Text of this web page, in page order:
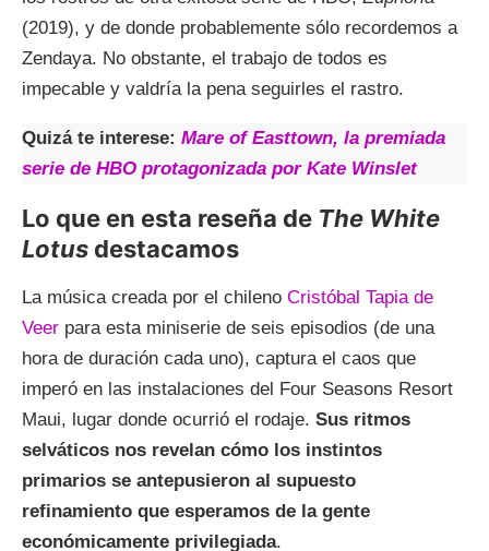
(2019), y de donde probablemente sólo recordemos a
Zendaya. No obstante, el trabajo de todos es
impecable y valdría la pena seguirles el rastro.
Quizá te interese: Mare of Easttown, la premiada
serie de HBO protagonizada por Kate Winslet
Lo que en esta reseña de The White
Lotus destacamos
La música creada por el chileno Cristóbal Tapia de
Veer para esta miniserie de seis episodios (de una
hora de duración cada uno), captura el caos que
imperó en las instalaciones del Four Seasons Resort
Maui, lugar donde ocurrió el rodaje. Sus ritmos
selváticos nos revelan cómo los instintos
primarios se antepusieron al supuesto
refinamiento que esperamos de la gente
económicamente privilegiada.